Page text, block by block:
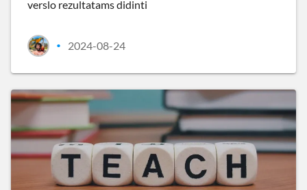
verslo rezultatams didinti
• 2024-08-24